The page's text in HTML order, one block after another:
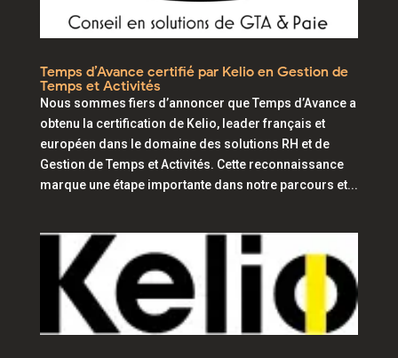
Temps d’Avance certifié par Kelio en Gestion de
Temps et Activités
Nous sommes fiers d’annoncer que Temps d’Avance a
obtenu la certification de Kelio, leader français et
européen dans le domaine des solutions RH et de
Gestion de Temps et Activités. Cette reconnaissance
marque une étape importante dans notre parcours et...